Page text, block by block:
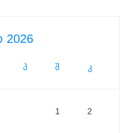
2026
პ შ კ
1 2